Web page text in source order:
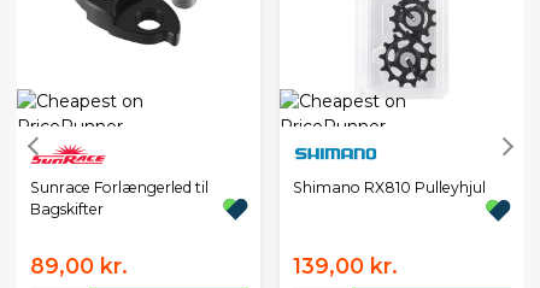
Sunrace Forlængerled til
Bagskifter
89,00 kr.
Shimano RX810 Pulleyhjul
139,00 kr.